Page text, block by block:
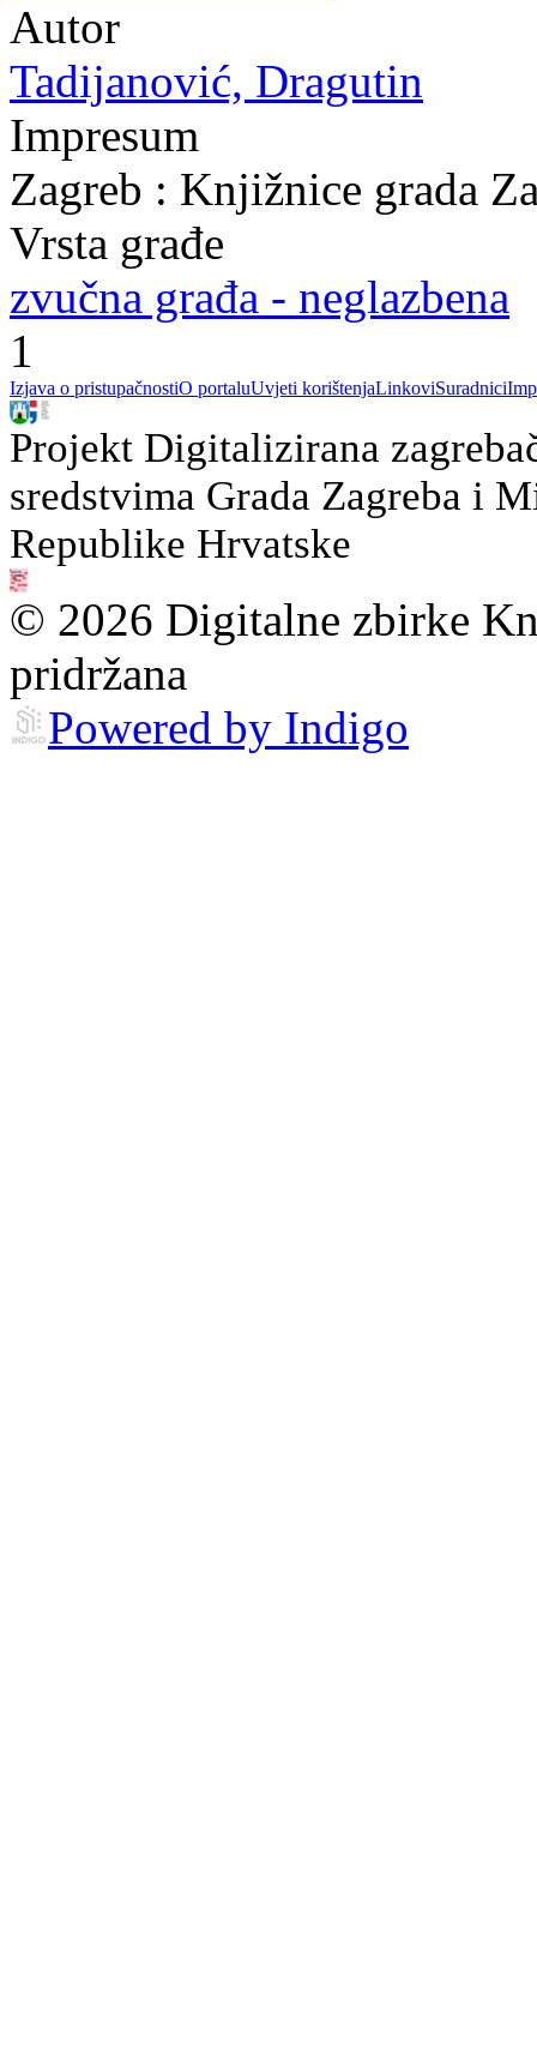
Autor
Tadijanović, Dragutin
Impresum
Zagreb : Knjižnice grada
Vrsta građe
zvučna građa - neglazbena
1
Izjava o pristupačnostiO portaluUvjeti korištenjaLinkoviSuradnici
Projekt Digitalizirana
sredstvima Grada Zagreba i
Republike Hrvatske
© 2026 Digitalne zbirke
pridržana
Powered by Indigo